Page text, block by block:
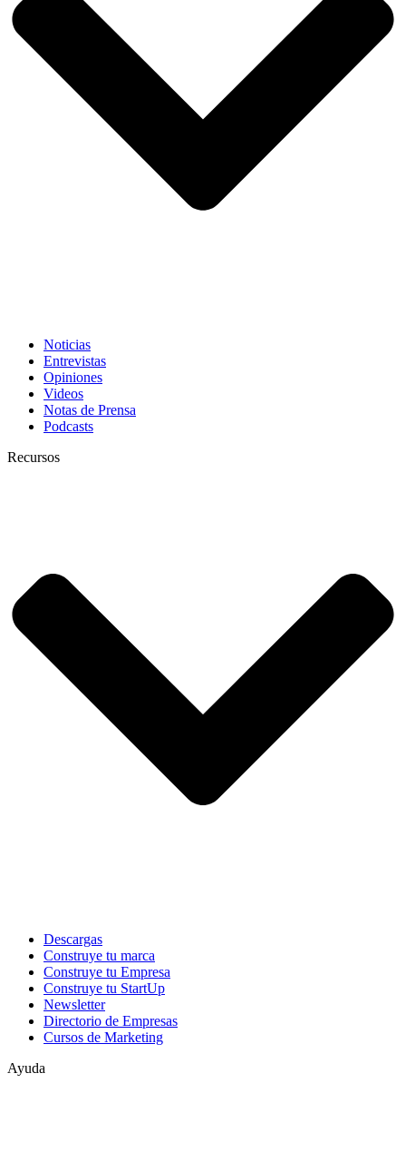
Noticias
Entrevistas
Opiniones
Videos
Notas de Prensa
Podcasts
Recursos
Descargas
Construye tu marca
Construye tu Empresa
Construye tu StartUp
Newsletter
Directorio de Empresas
Cursos de Marketing
Ayuda